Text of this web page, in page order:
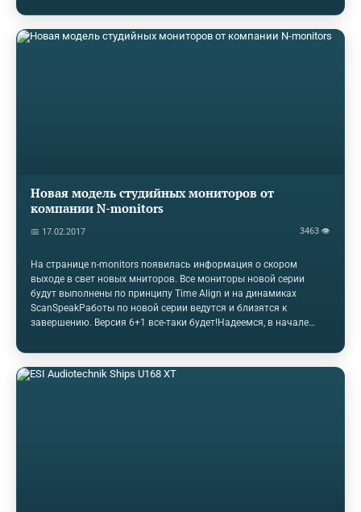
соответствующего постановления пока не опубликована,
сообщает РИА «Новости». Ранее в июле социальные сети
Mail.Ru Group ("ВКонтакте", "Одноклассники" и "Мой Мир")
Новая модель студийных мониторов от
компании N-monitors
📅 17.02.2017 3463 👁
На странице n-monitors появилась информация о скором
выходе в свет новых мниторов. Все мониторы новой серии
будут выполнены по принципу Time Align и на динамиках
ScanSpeakРаботы по новой серии ведутся и близятся к
завершению. Версия 6+1 все-таки будет!Надеемся, в начале